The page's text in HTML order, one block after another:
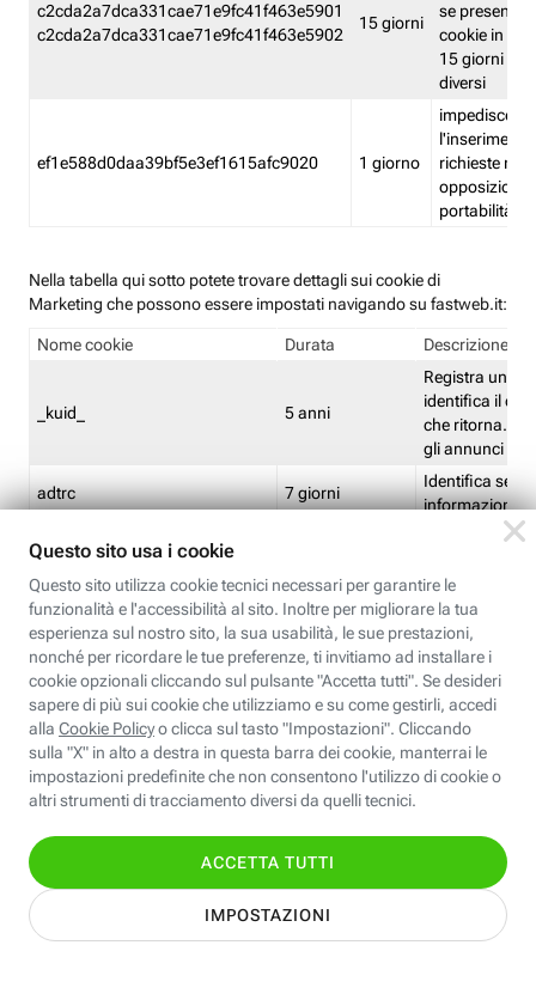
c2cda2a7dca331cae71e9fc41f463e5901
c2cda2a7dca331cae71e9fc41f463e5902
15 giorni
se presenti
cookie in un
15 giorni e
diversi
ef1e588d0daa39bf5e3ef1615afc9020 1 giorno
impedisce
l'inserimento
richieste
opposizione
portabilità
Nella tabella qui sotto potete trovare dettagli sui cookie di
Marketing che possono essere impostati navigando su fastweb.it:
Nome cookie Durata Descrizione
_kuid_ 5 anni
Registra un ID
identifica il
che ritorna.
gli annunci
adtrc 7 giorni
Identifica se
informazioni
CFFC<TagID>
Limite di
CM 1 giorno
Identifica se
ricontrollare
corrispondenti
(impostata da
CM14 14 giorni
Identifica se
ricontrollare
corrispondenti
(impostata da
pagine
EBFC<BannerID> 7 giorni
Identifica la
banner
Identifica la